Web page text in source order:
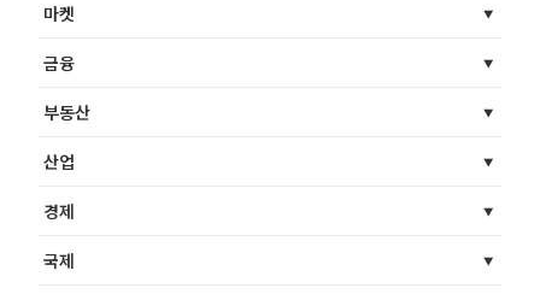
마켓
금융
부동산
산업
경제
국제